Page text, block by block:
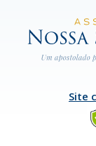
Site